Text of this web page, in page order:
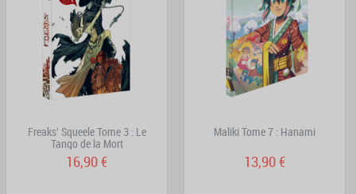
Freaks' Squeele Tome 3 : Le
Tango de la Mort
16,90 €
Maliki Tome 7 : Hanami
13,90 €